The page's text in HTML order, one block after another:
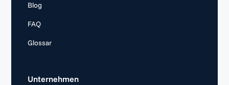
Blog
FAQ
Glossar
Unternehmen